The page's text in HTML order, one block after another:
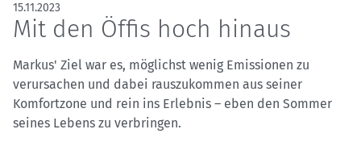
15.11.2023
Mit den Öffis hoch hinaus
Markus' Ziel war es, möglichst wenig Emissionen zu
verursachen und dabei rauszukommen aus seiner
Komfortzone und rein ins Erlebnis – eben den Sommer
seines Lebens zu verbringen.